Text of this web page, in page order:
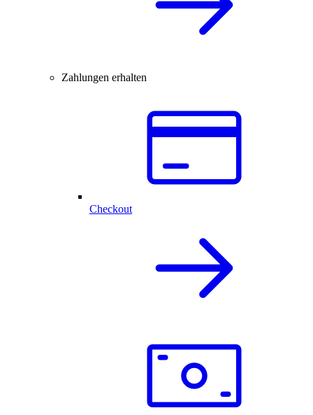
Zahlungen erhalten
Checkout